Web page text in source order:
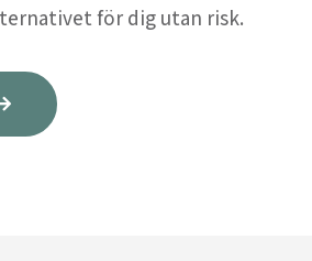
för dig utan risk.